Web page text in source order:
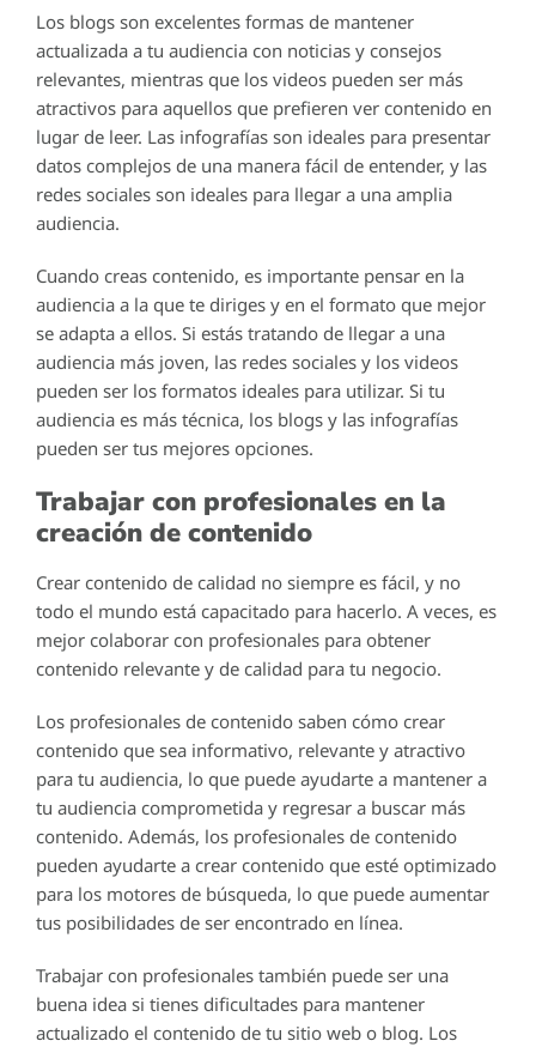
Los blogs son excelentes formas de mantener
actualizada a tu audiencia con noticias y consejos
relevantes, mientras que los videos pueden ser más
atractivos para aquellos que prefieren ver contenido en
lugar de leer. Las infografías son ideales para presentar
datos complejos de una manera fácil de entender, y las
redes sociales son ideales para llegar a una amplia
audiencia.
Cuando creas contenido, es importante pensar en la
audiencia a la que te diriges y en el formato que mejor
se adapta a ellos. Si estás tratando de llegar a una
audiencia más joven, las redes sociales y los videos
pueden ser los formatos ideales para utilizar. Si tu
audiencia es más técnica, los blogs y las infografías
pueden ser tus mejores opciones.
Trabajar con profesionales en la
creación de contenido
Crear contenido de calidad no siempre es fácil, y no
todo el mundo está capacitado para hacerlo. A veces, es
mejor colaborar con profesionales para obtener
contenido relevante y de calidad para tu negocio.
Los profesionales de contenido saben cómo crear
contenido que sea informativo, relevante y atractivo
para tu audiencia, lo que puede ayudarte a mantener a
tu audiencia comprometida y regresar a buscar más
contenido. Además, los profesionales de contenido
pueden ayudarte a crear contenido que esté optimizado
para los motores de búsqueda, lo que puede aumentar
tus posibilidades de ser encontrado en línea.
Trabajar con profesionales también puede ser una
buena idea si tienes dificultades para mantener
actualizado el contenido de tu sitio web o blog. Los